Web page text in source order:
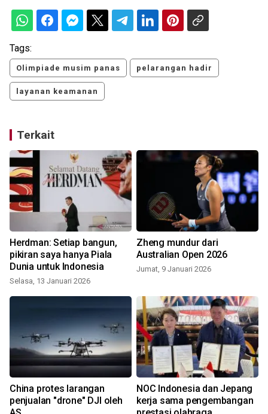
Tags:
Olimpiade musim panas pelarangan hadir
layanan keamanan
Terkait
Herdman: Setiap bangun,
pikiran saya hanya Piala
Dunia untuk Indonesia
Selasa, 13 Januari 2026
Zheng mundur dari
Australian Open 2026
Jumat, 9 Januari 2026
China protes larangan
penjualan "drone" DJI oleh
NOC Indonesia dan Jepang
kerja sama pengembangan